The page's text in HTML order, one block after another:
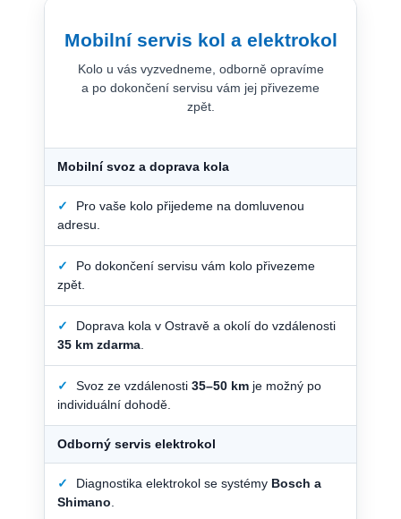
Mobilní servis kol a elektrokol
Kolo u vás vyzvedneme, odborně opravíme
a po dokončení servisu vám jej přivezeme
zpět.
Mobilní svoz a doprava kola
✓
Pro vaše kolo přijedeme na domluvenou
adresu.
✓
Po dokončení servisu vám kolo přivezeme
zpět.
✓
Doprava kola v Ostravě a okolí do vzdálenosti
35 km zdarma.
✓ Svoz ze vzdálenosti 35–50 km je možný po
individuální dohodě.
Odborný servis elektrokol
✓ Diagnostika elektrokol se systémy Bosch a
Shimano.